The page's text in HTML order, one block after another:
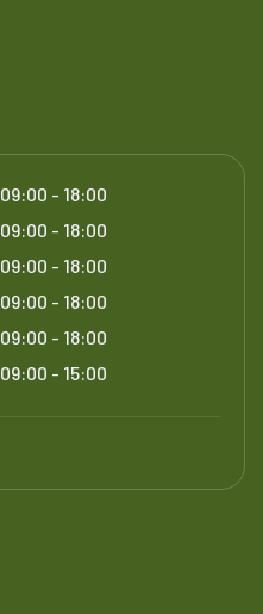
09:00 - 18:00
09:00 - 18:00
09:00 - 18:00
09:00 - 18:00
09:00 - 18:00
09:00 - 15:00